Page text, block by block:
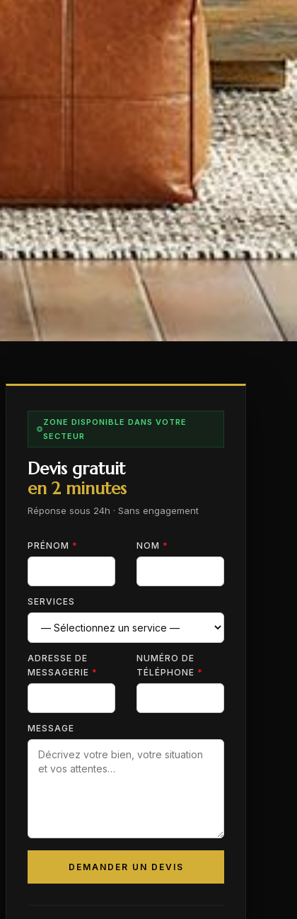
ZONE DISPONIBLE DANS VOTRE
SECTEUR
Devis gratuit
en 2 minutes
Réponse sous 24h · Sans engagement
PRÉNOM * NOM *
SERVICES
ADRESSE DE
MESSAGERIE *
NUMÉRO DE
TÉLÉPHONE *
MESSAGE
DEMANDER UN DEVIS